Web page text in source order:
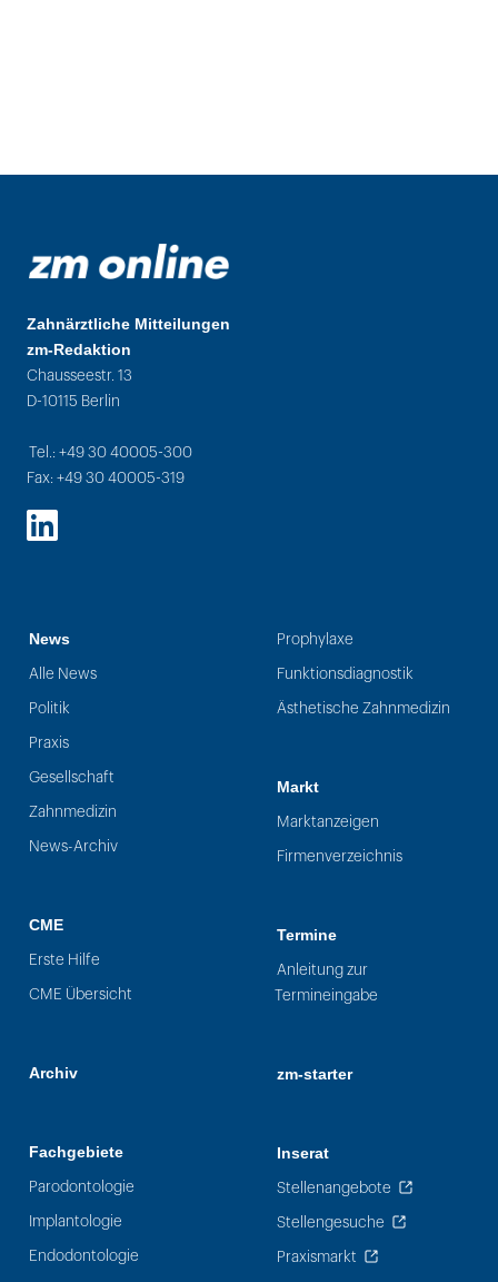
Zahnärztliche Mitteilungen
zm-Redaktion
Chausseestr. 13
D-10115 Berlin
Tel.: +49 30 40005-300
Fax: +49 30 40005-319
LinkedIn
News
Alle News
Politik
Praxis
Gesellschaft
Zahnmedizin
News-Archiv
CME
Erste Hilfe
CME Übersicht
Archiv
Fachgebiete
Parodontologie
Implantologie
Endodontologie
Prophylaxe
Funktionsdiagnostik
Ästhetische Zahnmedizin
Markt
Marktanzeigen
Firmenverzeichnis
Termine
Anleitung zur
Termineingabe
zm-starter
Inserat
Stellenangebote
Stellengesuche
Praxismarkt